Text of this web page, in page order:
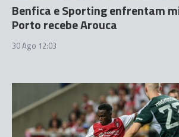
Benfica e Sporting enfrentam
Porto recebe Arouca
30 Ago 12:03